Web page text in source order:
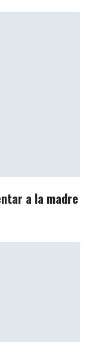
a la madre